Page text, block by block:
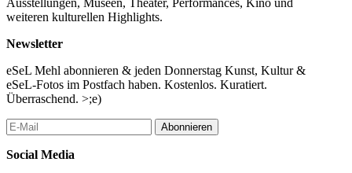
weiteren kulturellen Highlights.
Newsletter
eSeL Mehl abonnieren & jeden Donnerstag Kunst, Kultur &
eSeL-Fotos im Postfach haben. Kostenlos. Kuratiert.
Überraschend. >;e)
Abonnieren
Social Media